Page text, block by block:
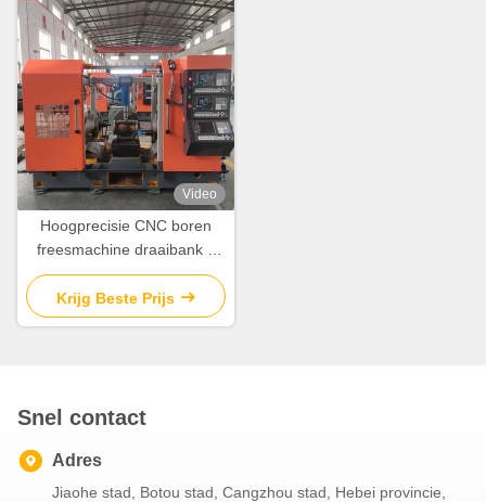
Video
Hoogprecisie CNC boren
freesmachine draaibank 3
zijde 7,7-15N.M servomotor
Krijg Beste Prijs
Snel contact
Adres
Jiaohe stad, Botou stad, Cangzhou stad, Hebei provincie,